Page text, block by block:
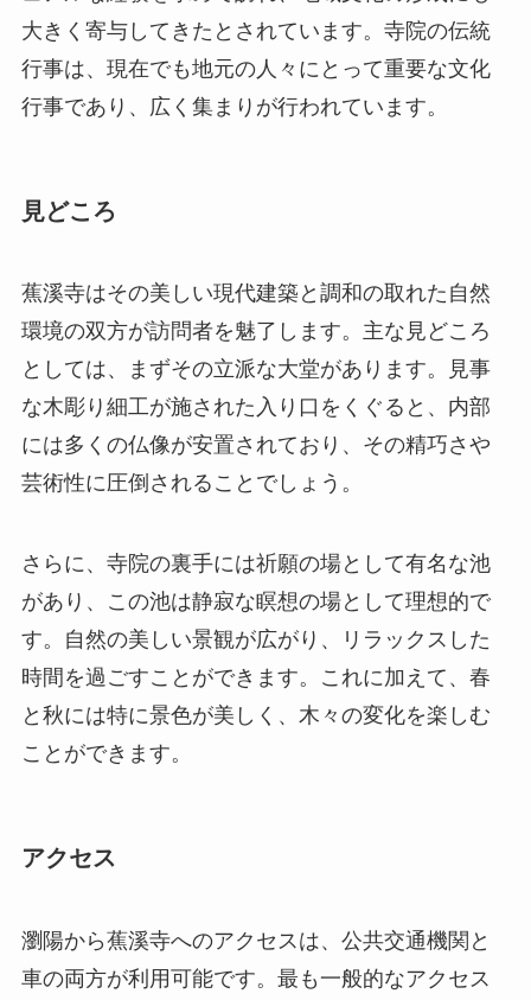
見どころ
蕉溪寺はその美しい現代建築と調和の取れた自然
な木彫り細工が施された入り口をくぐると、内部
芸術性に圧倒されることでしょう。
さらに、寺院の裏手には祈願の場として有名な池
があり、この池は静寂な瞑想の場として理想的で
す。自然の美しい景観が広がり、リラックスした
時間を過ごすことができます。これに加えて、春
ことができます。
アクセス
瀏陽から蕉溪寺へのアクセスは、公共交通機関と
市内バスです。バスは頻繁に運行しており、約1時
よっては多少時間がかかることもありますので、
事前に時刻を確認しておくことをお勧めします。